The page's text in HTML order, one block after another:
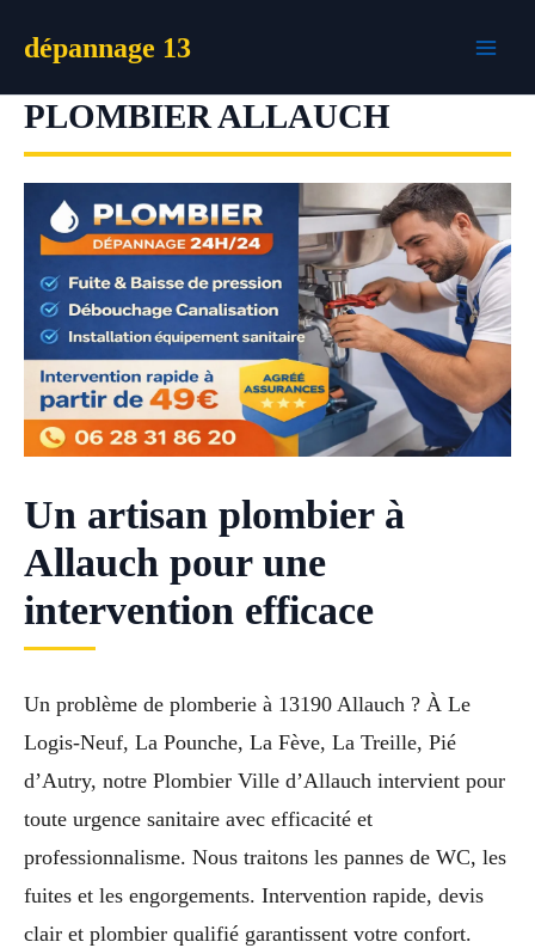
dépannage 13
PLOMBIER ALLAUCH
Un artisan plombier à
Allauch pour une
intervention efficace
Un problème de plomberie à 13190 Allauch ? À Le
Logis-Neuf, La Pounche, La Fève, La Treille, Pié
d’Autry, notre Plombier Ville d’Allauch intervient pour
toute urgence sanitaire avec efficacité et
professionnalisme. Nous traitons les pannes de WC, les
fuites et les engorgements. Intervention rapide, devis
clair et plombier qualifié garantissent votre confort.